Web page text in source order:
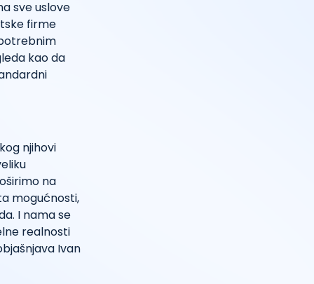
sve uslove
firme
kao da
njihovi
na
mogućnosti,
I nama se
realnosti
Ivan